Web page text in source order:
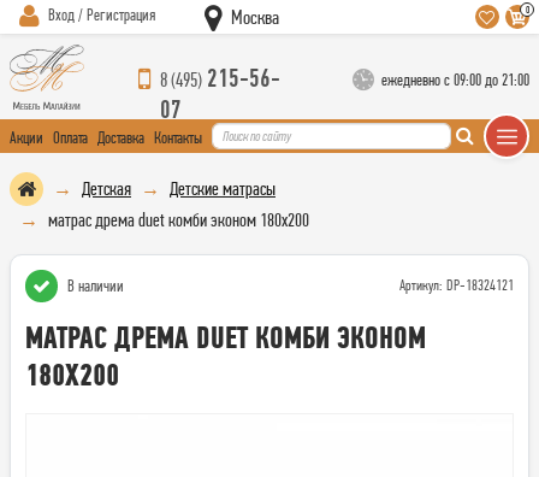
Вход / Регистрация Москва 0
8 (495) 215-56-
07
ежедневно с 09:00 до 21:00
Акции Оплата Доставка Контакты
Детская
Детские матрасы
матрас дрема duet комби эконом 180х200
В наличии Артикул: DP-18324121
МАТРАС ДРЕМА DUET КОМБИ ЭКОНОМ
180Х200